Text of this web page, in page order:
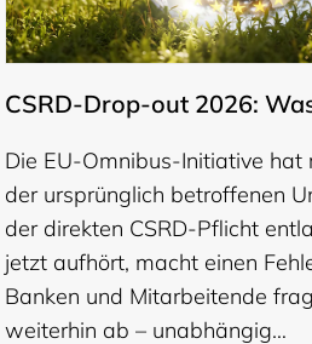
CSRD-Drop-out 2026:
Die EU-Omnibus-Initiative hat
der ursprünglich betroffenen
der direkten CSRD-Pflicht
jetzt aufhört, macht einen
Banken und Mitarbeitende
weiterhin ab – unabhängig…